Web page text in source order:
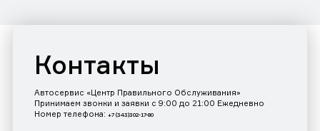
Контакты
Автосервис «Центр Правильного Обслуживания»
Принимаем звонки и заявки с 9:00 до 21:00 Ежедневно
Номер телефона: +7 (343)302-17-80